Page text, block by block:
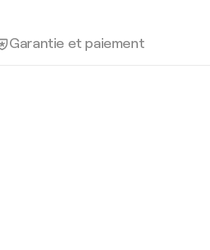
Garantie et paiement